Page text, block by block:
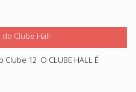
do Clube Hall
12 O CLUBE HALL É